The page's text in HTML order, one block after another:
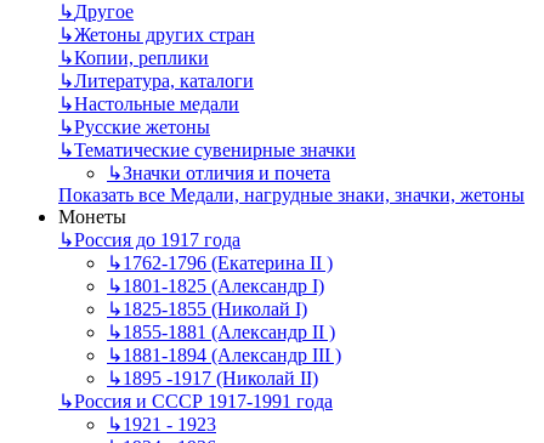
↳Другое
↳Жетоны других стран
↳Копии, реплики
↳Литература, каталоги
↳Настольные медали
↳Русские жетоны
↳Тематические сувенирные значки
↳Значки отличия и почета
Показать все Медали, нагрудные знаки, значки, жетоны
Монеты
↳Россия до 1917 года
↳1762-1796 (Екатерина II )
↳1801-1825 (Александр I)
↳1825-1855 (Николай I)
↳1855-1881 (Александр II )
↳1881-1894 (Александр III )
↳1895 -1917 (Николай II)
↳Россия и СССР 1917-1991 года
↳1921 - 1923